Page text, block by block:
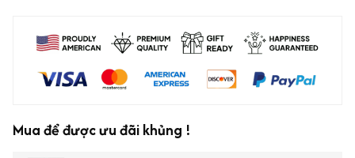
Mua để được ưu đãi khủng !